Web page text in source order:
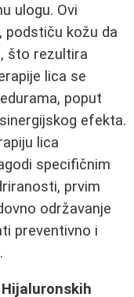
ulogu. Ovi
podstiču kožu da
što rezultira
lica se
poput
efekta.
lica
specifičnim
prvim
održavanje
preventivno i